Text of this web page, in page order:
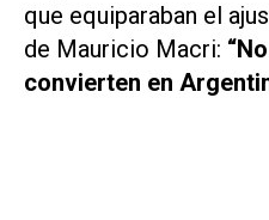
que equiparaban el
de Mauricio Macri:
convierten en